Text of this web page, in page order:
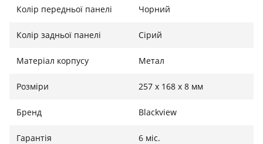
Колір передньої панелі Чорний
Колір задньої панелі Сірий
Матеріал корпусу Метал
Розміри 257 х 168 х 8 мм
Бренд Blackview
Гарантія 6 міс.